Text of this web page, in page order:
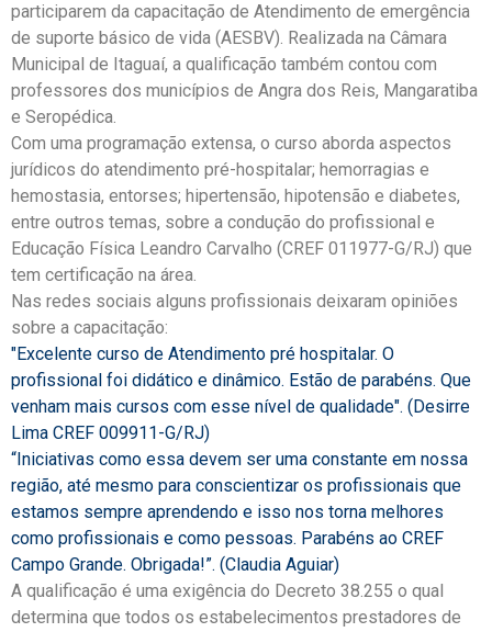
participarem da capacitação de Atendimento de emergência
de suporte básico de vida (AESBV). Realizada na Câmara
Municipal de Itaguaí, a qualificação também contou com
professores dos municípios de Angra dos Reis, Mangaratiba
e Seropédica.
Com uma programação extensa, o curso aborda aspectos
jurídicos do atendimento pré-hospitalar; hemorragias e
hemostasia, entorses; hipertensão, hipotensão e diabetes,
entre outros temas, sobre a condução do profissional e
Educação Física Leandro Carvalho (CREF 011977-G/RJ) que
tem certificação na área.
Nas redes sociais alguns profissionais deixaram opiniões
sobre a capacitação:
"Excelente curso de Atendimento pré hospitalar. O
profissional foi didático e dinâmico. Estão de parabéns. Que
venham mais cursos com esse nível de qualidade". (Desirre
Lima CREF 009911-G/RJ)
“Iniciativas como essa devem ser uma constante em nossa
região, até mesmo para conscientizar os profissionais que
estamos sempre aprendendo e isso nos torna melhores
como profissionais e como pessoas. Parabéns ao CREF
Campo Grande. Obrigada!”. (Claudia Aguiar)
A qualificação é uma exigência do Decreto 38.255 o qual
determina que todos os estabelecimentos prestadores de